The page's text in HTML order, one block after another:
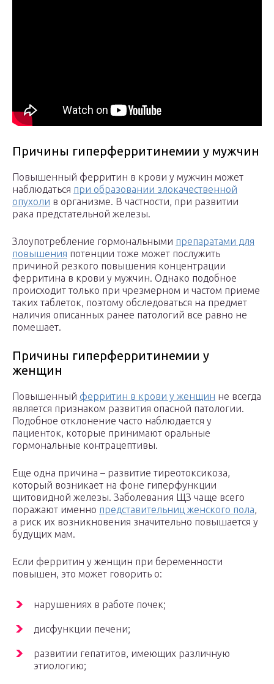
Причины гиперферритинемии у мужчин
Повышенный ферритин в крови у мужчин может
наблюдаться при образовании злокачественной
опухоли в организме. В частности, при развитии
рака предстательной железы.
Злоупотребление гормональными препаратами для
повышения потенции тоже может послужить
причиной резкого повышения концентрации
ферритина в крови у мужчин. Однако подобное
происходит только при чрезмерном и частом приеме
таких таблеток, поэтому обследоваться на предмет
наличия описанных ранее патологий все равно не
помешает.
Причины гиперферритинемии у
женщин
Повышенный ферритин в крови у женщин не всегда
является признаком развития опасной патологии.
Подобное отклонение часто наблюдается у
пациенток, которые принимают оральные
гормональные контрацептивы.
Еще одна причина – развитие тиреотоксикоза,
который возникает на фоне гиперфункции
щитовидной железы. Заболевания ЩЗ чаще всего
поражают именно представительниц женского пола,
а риск их возникновения значительно повышается у
будущих мам.
Если ферритин у женщин при беременности
повышен, это может говорить о:
нарушениях в работе почек;
дисфункции печени;
развитии гепатитов, имеющих различную
этиологию;